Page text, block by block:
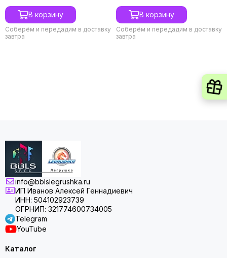
В корзину
Соберём и передадим в доставку
завтра
В корзину
Соберём и передадим в доставку
завтра
info@bblslegrushka.ru
ИП Иванов Алексей Геннадиевич
ИНН: 504102923739
ОГРНИП: 321774600734005
Telegram
YouTube
Каталог